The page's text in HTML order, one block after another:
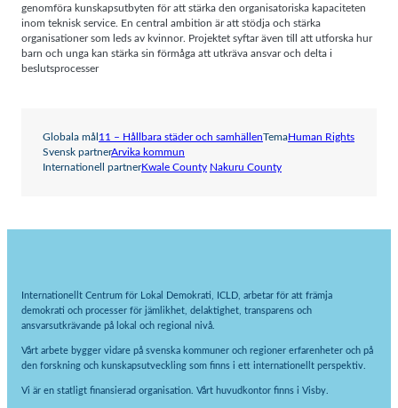
genomföra kunskapsutbyten för att stärka den organisatoriska kapaciteten
inom teknisk service. En central ambition är att stödja och stärka
organisationer som leds av kvinnor. Projektet syftar även till att utforska hur
barn och unga kan stärka sin förmåga att utkräva ansvar och delta i
beslutsprocesser
Globala mål 11 – Hållbara städer och samhällenTemaHuman Rights
Svensk partnerArvika kommun
Internationell partnerKwale County Nakuru County
Internationellt Centrum för Lokal Demokrati, ICLD, arbetar för att främja
demokrati och processer för jämlikhet, delaktighet, transparens och
ansvarsutkrävande på lokal och regional nivå.
Vårt arbete bygger vidare på svenska kommuner och regioner erfarenheter och på
den forskning och kunskapsutveckling som finns i ett internationellt perspektiv.
Vi är en statligt finansierad organisation. Vårt huvudkontor finns i Visby.